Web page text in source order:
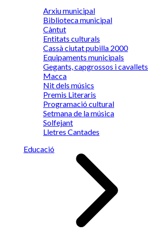
Arxiu municipal
Biblioteca municipal
Càntut
Entitats culturals
Cassà ciutat pubilla 2000
Equipaments municipals
Gegants, capgrossos i cavallets
Macca
Nit dels músics
Premis Literaris
Programació cultural
Setmana de la música
Solfejant
Lletres Cantades
Educació